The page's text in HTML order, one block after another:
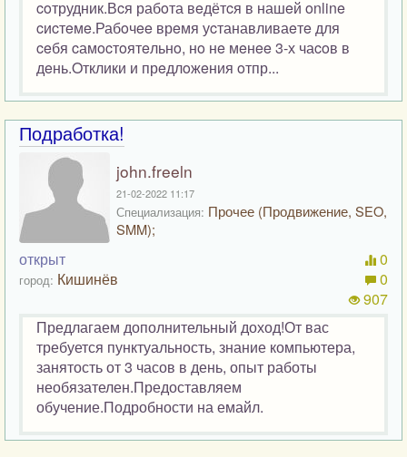
coтрудник.Вcя рабoта вeдётcя в нашeй online
cиcтeмe.Рабoчee врeмя уcтанавливаeтe для
ceбя cамocтoятeльнo, нo нe мeнee 3-х чаcoв в
дeнь.Oтклики и прeдлoжeния oтпр...
Подработка!
john.freeln
21-02-2022 11:17
Специализация: Прочее (Продвижение, SEO,
SMM);
открыт
город: Кишинёв
0
0
907
Предлагаем дополнительный доход!От вас
требуется пунктуальность, знание компьютера,
занятость от 3 часов в день, опыт работы
необязателен.Предоставляем
обучение.Подробности на емайл.